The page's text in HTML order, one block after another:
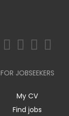
FOR JOBSEEKERS
My CV
Find jobs